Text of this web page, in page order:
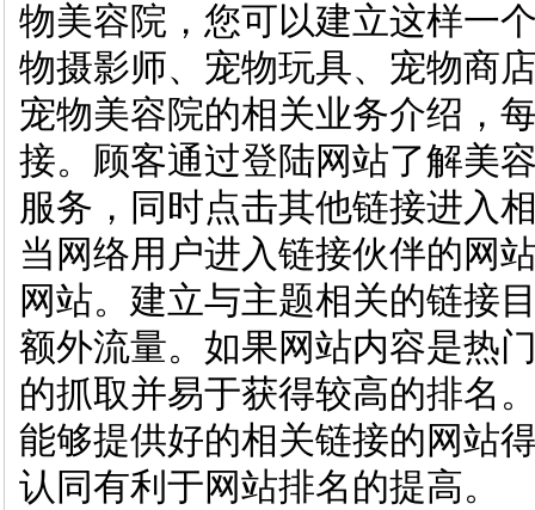
物美容院，您可以建立这样一
物摄影师、宠物玩具、宠物商
宠物美容院的相关业务介绍，
接。顾客通过登陆网站了解美
服务，同时点击其他链接进入
当网络用户进入链接伙伴的网
网站。建立与主题相关的链接
额外流量。如果网站内容是热
的抓取并易于获得较高的排名
能够提供好的相关链接的网站
认同有利于网站排名的提高。